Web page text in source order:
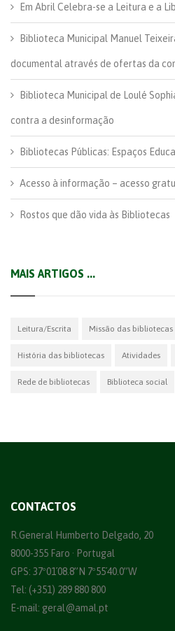
Em Abril Celebra-se a Leitura e a
Biblioteca Municipal Manuel
documental através de ofertas da
Biblioteca Municipal de Loulé
contra a desinformação
Bibliotecas Públicas: Espaços
Acesso à informação – acesso
Rostos que dão vida às Bibliotecas
MAIS ARTIGOS ...
Leitura/Escrita Missão das bibliotecas
História das bibliotecas Atividades
Rede de bibliotecas Biblioteca social
CONTACTOS
R.General Humberto Delgado, 20
8000-355 Faro · Portugal
GPS: 37º01´08.8”N 7º55´40.0”W
Tel: (+351) 289 880 800
E-mail: geral@amal.pt